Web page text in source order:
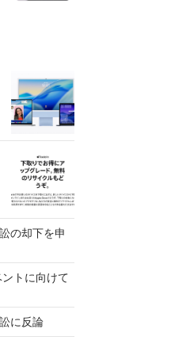
の却下を申
トに向けて
に反論